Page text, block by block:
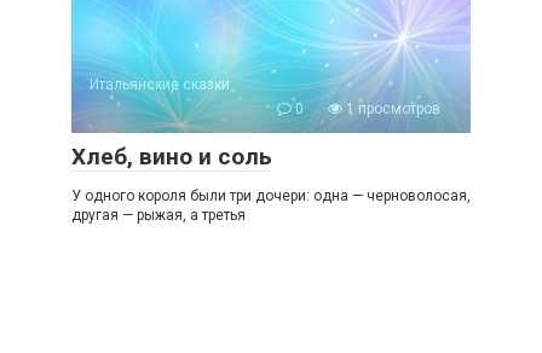
Итальянские сказки
0
1 просмотров
Хлеб, вино и соль
У одного короля были три дочери: одна — черноволосая,
другая — рыжая, а третья